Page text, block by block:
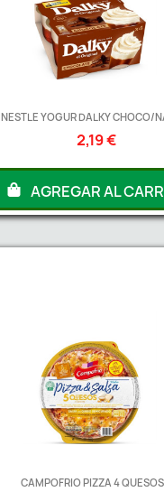
NESTLE YOGUR DALKY CHOCO/
2,19 €
AGREGAR AL
CAMPOFRIO PIZZA 4